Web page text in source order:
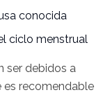
conocida
ciclo menstrual
ser debidos a
es recomendable